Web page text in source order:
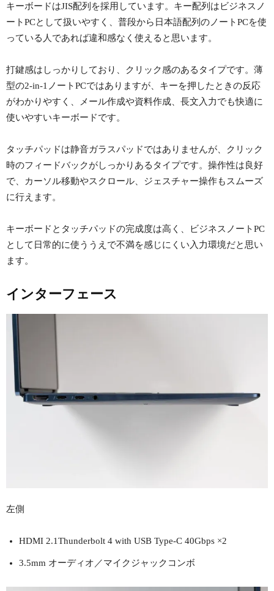
キーボードはJIS配列を採用しています。キー配列はビジネスノ
ートPCとして扱いやすく、普段から日本語配列のノートPCを使
っている人であれば違和感なく使えると思います。
打鍵感はしっかりしており、クリック感のあるタイプです。薄
型の2-in-1ノートPCではありますが、キーを押したときの反応
がわかりやすく、メール作成や資料作成、長文入力でも快適に
使いやすいキーボードです。
タッチパッドは静音ガラスパッドではありませんが、クリック
時のフィードバックがしっかりあるタイプです。操作性は良好
で、カーソル移動やスクロール、ジェスチャー操作もスムーズ
に行えます。
キーボードとタッチパッドの完成度は高く、ビジネスノートPC
として日常的に使ううえで不満を感じにくい入力環境だと思い
ます。
インターフェース
左側
HDMI 2.1Thunderbolt 4 with USB Type-C 40Gbps ×2
3.5mm オーディオ／マイクジャックコンボ